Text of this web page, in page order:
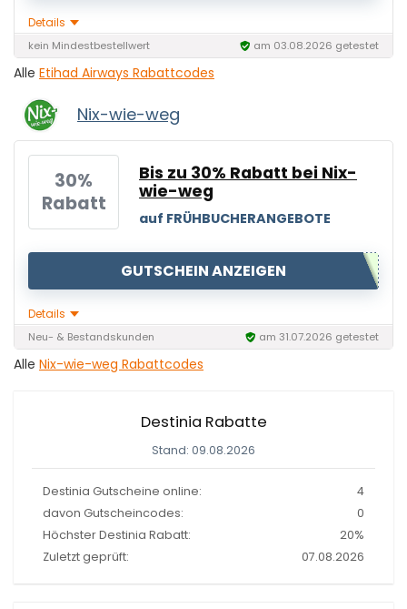
Details
kein Mindestbestellwert am 03.08.2026 getestet
Alle Etihad Airways Rabattcodes
Nix-wie-weg
30%
Rabatt
Bis zu 30% Rabatt bei Nix-
wie-weg
auf FRÜHBUCHERANGEBOTE
GUTSCHEIN ANZEIGEN
Details
Neu- & Bestandskunden am 31.07.2026 getestet
Alle Nix-wie-weg Rabattcodes
Destinia Rabatte
Stand: 09.08.2026
Destinia Gutscheine online:
4
davon Gutscheincodes:
0
Höchster Destinia Rabatt:
20%
Zuletzt geprüft:
07.08.2026